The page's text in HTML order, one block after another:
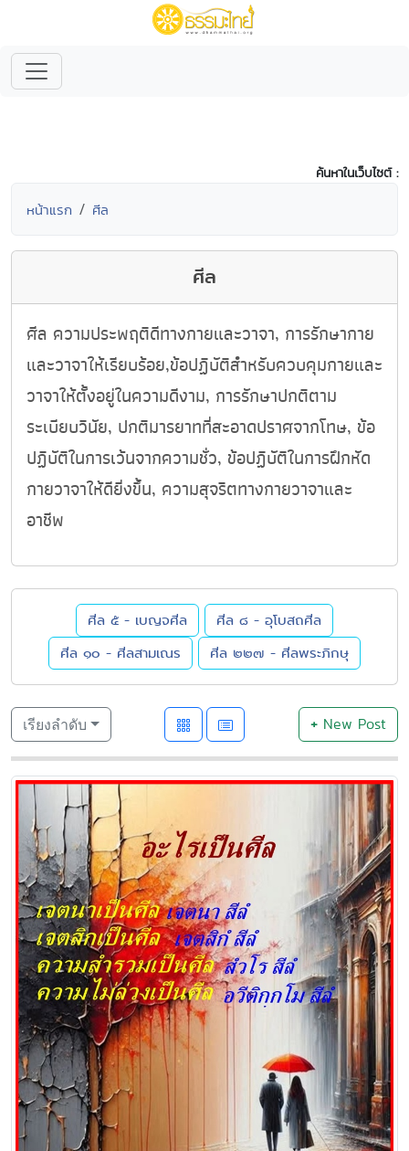
ค้นหาในเว็บไซต์ :
หน้าแรก ศีล
ศีล
ศีล ความประพฤติดีทางกายและวาจา, การรักษากาย
และวาจาให้เรียบร้อย,ข้อปฏิบัติสำหรับควบคุมกายและ
วาจาให้ตั้งอยู่ในความดีงาม, การรักษาปกติตาม
ระเบียบวินัย, ปกติมารยาทที่สะอาดปราศจากโทษ, ข้อ
ปฏิบัติในการเว้นจากความชั่ว, ข้อปฏิบัติในการฝึกหัด
กายวาจาให้ดียิ่งขึ้น, ความสุจริตทางกายวาจาและ
อาชีพ
ศีล ๕ - เบญจศีล
ศีล ๘ - อุโบสถศีล
ศีล ๑๐ - ศีลสามเณร
ศีล ๒๒๗ - ศีลพระภิกษุ
เรียงลำดับ +New Post